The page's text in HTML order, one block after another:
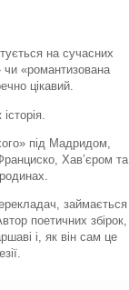
на сучасних
«романтизована
цікавий.
під Мадридом,
Хав’єром та
займається
поетичних збірок,
і, як він сам це